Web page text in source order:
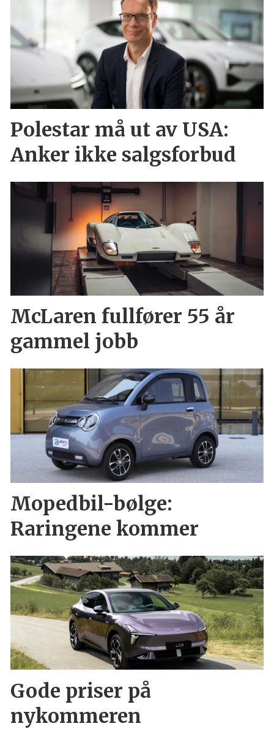
Polestar må ut av USA:
Anker ikke salgsforbud
McLaren fullfører 55 år
gammel jobb
Mopedbil-bølge:
Raringene kommer
Gode priser på
nykommeren